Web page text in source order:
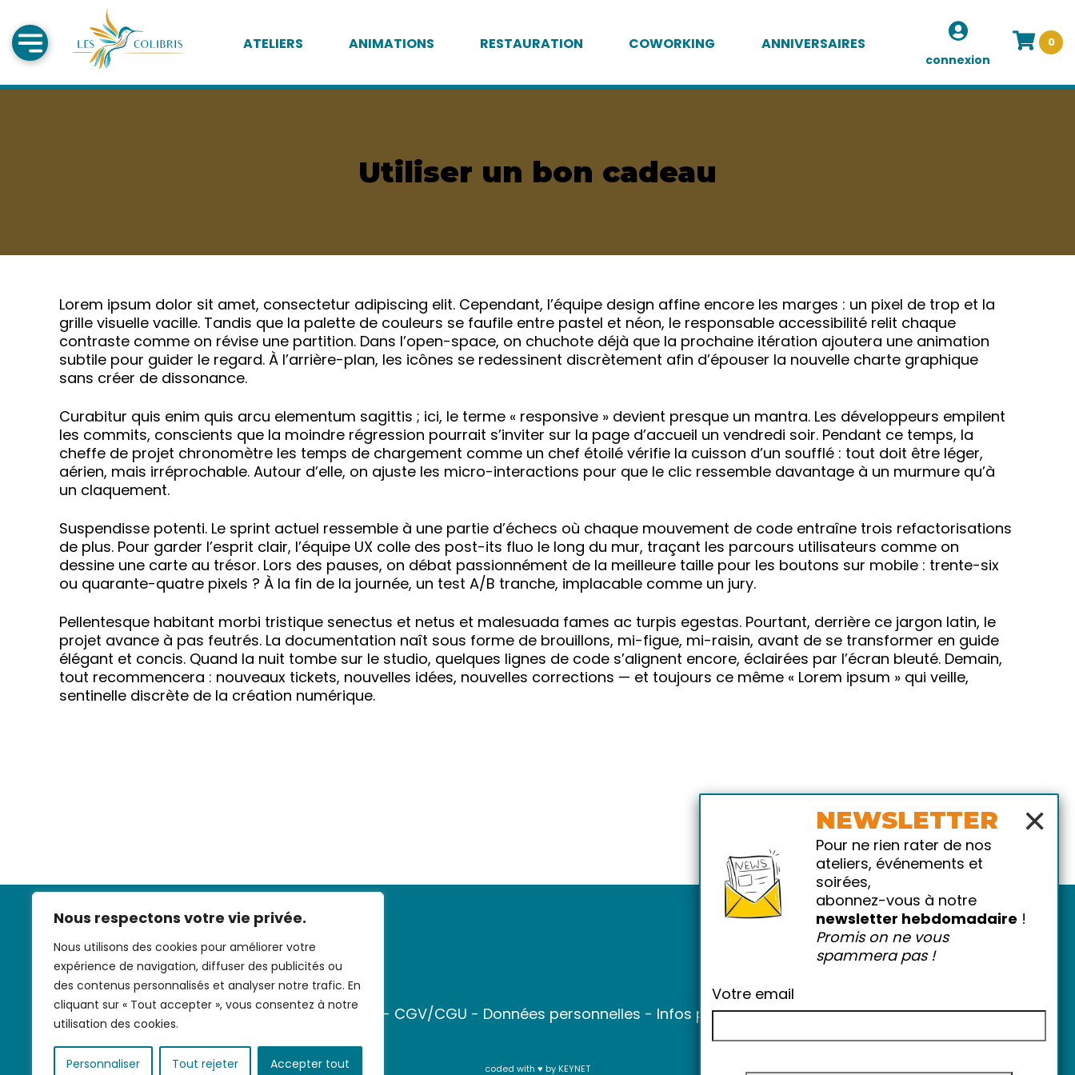
Nous respectons votre vie privée.
Nous utilisons des cookies pour améliorer votre
expérience de navigation, diffuser des publicités ou
des contenus personnalisés et analyser notre trafic. En
cliquant sur « Tout accepter », vous consentez à notre
utilisation des cookies.
Personnaliser Tout rejeter Accepter tout
ATELIERS ANIMATIONS RESTAURATION COWORKING ANNIVERSAIRES
connexion
0
Utiliser un bon cadeau
Lorem ipsum dolor sit amet, consectetur adipiscing elit. Cependant, l’équipe design affine encore les marges : un pixel de trop et la
grille visuelle vacille. Tandis que la palette de couleurs se faufile entre pastel et néon, le responsable accessibilité relit chaque
contraste comme on révise une partition. Dans l’open-space, on chuchote déjà que la prochaine itération ajoutera une animation
subtile pour guider le regard. À l’arrière-plan, les icônes se redessinent discrètement afin d’épouser la nouvelle charte graphique
sans créer de dissonance.
Curabitur quis enim quis arcu elementum sagittis ; ici, le terme « responsive » devient presque un mantra. Les développeurs empilent
les commits, conscients que la moindre régression pourrait s’inviter sur la page d’accueil un vendredi soir. Pendant ce temps, la
cheffe de projet chronomètre les temps de chargement comme un chef étoilé vérifie la cuisson d’un soufflé : tout doit être léger,
aérien, mais irréprochable. Autour d’elle, on ajuste les micro-interactions pour que le clic ressemble davantage à un murmure qu’à
un claquement.
Suspendisse potenti. Le sprint actuel ressemble à une partie d’échecs où chaque mouvement de code entraîne trois refactorisations
de plus. Pour garder l’esprit clair, l’équipe UX colle des post-its fluo le long du mur, traçant les parcours utilisateurs comme on
dessine une carte au trésor. Lors des pauses, on débat passionnément de la meilleure taille pour les boutons sur mobile : trente-six
ou quarante-quatre pixels ? À la fin de la journée, un test A/B tranche, implacable comme un jury.
Pellentesque habitant morbi tristique senectus et netus et malesuada fames ac turpis egestas. Pourtant, derrière ce jargon latin, le
projet avance à pas feutrés. La documentation naît sous forme de brouillons, mi-figue, mi-raisin, avant de se transformer en guide
élégant et concis. Quand la nuit tombe sur le studio, quelques lignes de code s’alignent encore, éclairées par l’écran bleuté. Demain,
tout recommencera : nouveaux tickets, nouvelles idées, nouvelles corrections — et toujours ce même « Lorem ipsum » qui veille,
sentinelle discrète de la création numérique.
Nous contacter - CGV/CGU - Données personnelles - Infos pratiques-FAQ
coded with ♥ by KEYNET
×
NEWSLETTER
Pour ne rien rater de nos
ateliers, événements et
soirées,
abonnez-vous à notre
newsletter hebdomadaire !
Promis on ne vous
spammera pas !
Votre email